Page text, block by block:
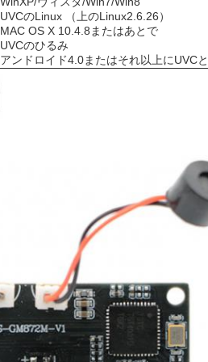
UVCのLinux （上のLinux2.6.26）
MAC OS X 10.4.8またはあとで
UVCのひるみ
アンドロイド4.0またはそれ以上にUVCと